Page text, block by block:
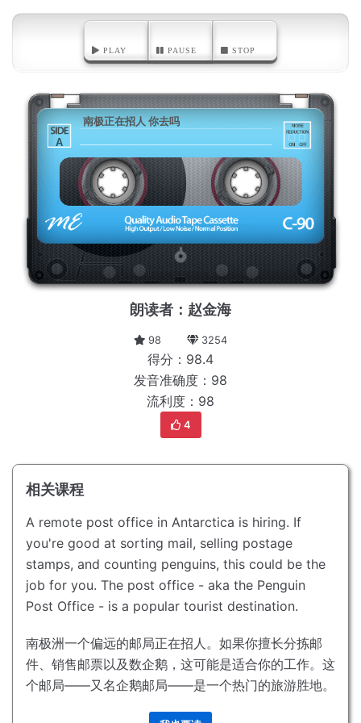
PLAY PAUSE STOP
A
南极正在招人 你去吗
朗读者：赵金海
98 3254
得分：98.4
发音准确度：98
流利度：98
4
相关课程
A remote post office in Antarctica is hiring. If
you're good at sorting mail, selling postage
stamps, and counting penguins, this could be the
job for you. The post office - aka the Penguin
Post Office - is a popular tourist destination.
南极洲一个偏远的邮局正在招人。 如果你擅长分拣邮
件、销售邮票以及数企鹅，这可能是适合你的工作。 这
个邮局——又名企鹅邮局——是一个热门的旅游胜地。